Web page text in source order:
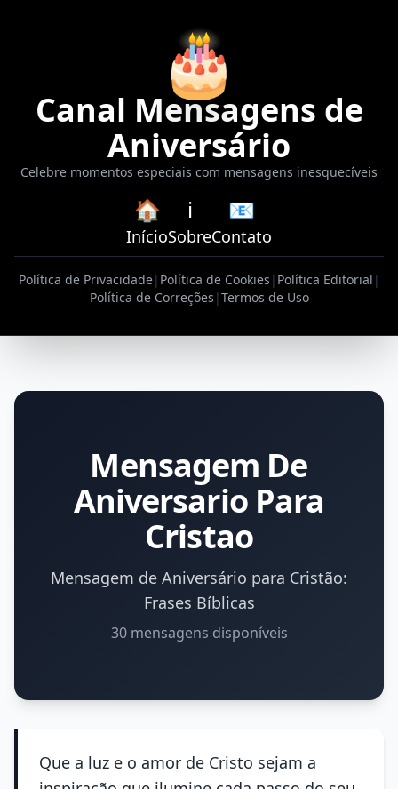
🎂
Canal Mensagens de
Aniversário
Celebre momentos especiais com mensagens inesquecíveis
🏠
Início
ℹ️
Sobre
📧
Contato
Política de Privacidade| Política de Cookies | Política Editorial |
Política de Correções |Termos de Uso
Mensagem De
Aniversario Para
Cristao
Mensagem de Aniversário para Cristão:
Frases Bíblicas
30 mensagens disponíveis
Que a luz e o amor de Cristo sejam a